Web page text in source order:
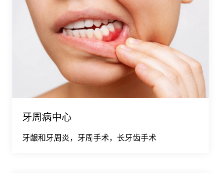
牙周病中心
牙龈和牙周炎，牙周手术，长牙齿手术